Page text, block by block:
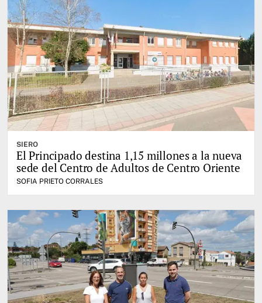
SIERO
El Principado destina 1,15 millones a la nueva
sede del Centro de Adultos de Centro Oriente
SOFIA PRIETO CORRALES